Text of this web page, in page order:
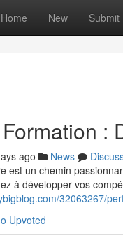
Home New Submit
:
ago News
est un chemin
à développer vos
32063267/
Upvoted